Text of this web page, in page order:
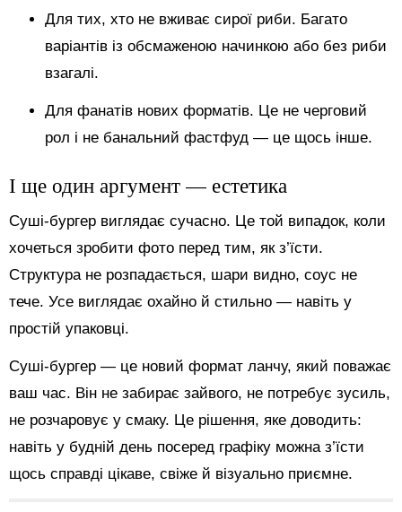
Для тих, хто не вживає сирої риби. Багато
варіантів із обсмаженою начинкою або без риби
взагалі.
Для фанатів нових форматів. Це не черговий
рол і не банальний фастфуд — це щось інше.
І ще один аргумент — естетика
Суші-бургер виглядає сучасно. Це той випадок, коли
хочеться зробити фото перед тим, як з’їсти.
Структура не розпадається, шари видно, соус не
тече. Усе виглядає охайно й стильно — навіть у
простій упаковці.
Суші-бургер — це новий формат ланчу, який поважає
ваш час. Він не забирає зайвого, не потребує зусиль,
не розчаровує у смаку. Це рішення, яке доводить:
навіть у будній день посеред графіку можна з’їсти
щось справді цікаве, свіже й візуально приємне.